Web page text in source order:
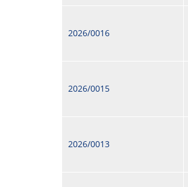
2026/0016
2026/0015
2026/0013